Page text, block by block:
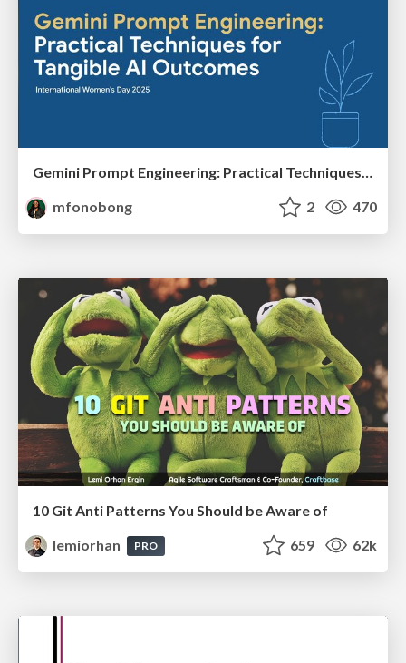
Gemini Prompt Engineering: Practical Techniques for Tangible AI Outcomes
mfonobong
2 470
10 Git Anti Patterns You Should be Aware of
lemiorhan
PRO 659 62k